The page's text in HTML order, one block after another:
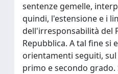
sentenze gemelle,
quindi, l'estensione e i
dell'irresponsabilità del
Repubblica. A tal fine si
orientamenti seguiti,
primo e secondo grado.